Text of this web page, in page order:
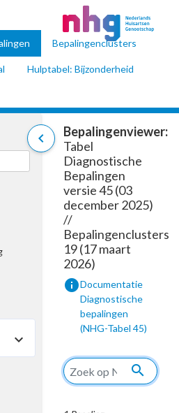
Bepalingenclusters
Hulptabel: Bijzonderheid
chevron_left
Bepalingenviewer:
Tabel
Diagnostische
Bepalingen
versie 45 (03
december 2025)
//
Bepalingenclusters
19 (17 maart
2026)
infoDocumentatie
Diagnostische
bepalingen
(NHG-Tabel 45)
search